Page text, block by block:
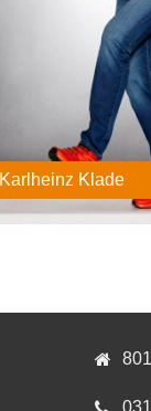
Karlheinz Klade